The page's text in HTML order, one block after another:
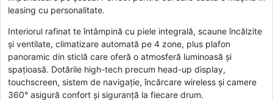
leasing cu personalitate.
Interiorul rafinat te întâmpină cu piele integrală, scaune încălzite
și ventilate, climatizare automată pe 4 zone, plus plafon
panoramic din sticlă care oferă o atmosferă luminoasă și
spațioasă. Dotările high-tech precum head-up display,
touchscreen, sistem de navigație, încărcare wireless și camere
360° asigură confort și siguranță la fiecare drum.